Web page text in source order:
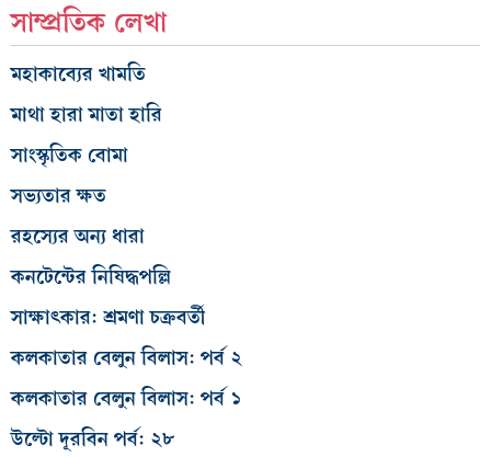
সাম্প্রতিক লেখা
মহাকাব্যের খামতি
মাথা হারা মাতা হারি
সাংস্কৃতিক বোমা
সভ্যতার ক্ষত
রহস্যের অন্য ধারা
কনটেন্টের নিষিদ্ধপল্লি
সাক্ষাৎকার: শ্রমণা চক্রবর্তী
কলকাতার বেলুন বিলাস: পর্ব ২
কলকাতার বেলুন বিলাস: পর্ব ১
উল্টো দূরবিন পর্ব: ২৮